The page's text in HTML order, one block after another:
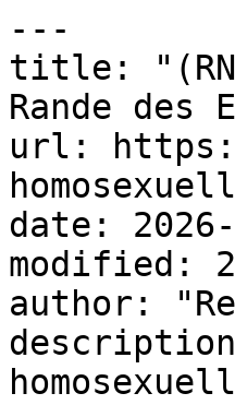
---
title:
Rande des
url: https://
date:
modified:
author: